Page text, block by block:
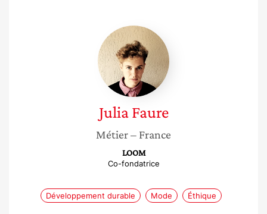
Julia
Faure
Julia Faure
Métier– France
LOOM
Co-fondatrice
Développement durable Mode Éthique